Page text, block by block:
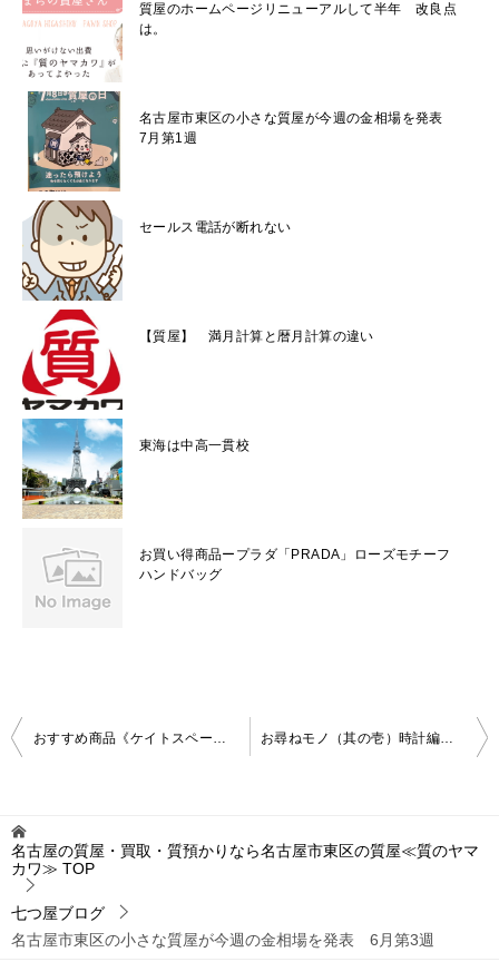
質屋のホームページリニューアルして半年 改良点
は。
名古屋市東区の小さな質屋が今週の金相場を発表
7月第1週
セールス電話が断れない
【質屋】 満月計算と暦月計算の違い
東海は中高一貫校
お買い得商品ープラダ「PRADA」ローズモチーフ
ハンドバッグ
投
ビ
ゲ
ー
シ
おすすめ商品《ケイトスペード トートバッグ》 お尋ねモノ（其の壱）時計編【現在価値】
名古屋の質屋・買取・質預かりなら名古屋市東区の質屋≪質のヤマ
カワ≫ TOP
七つ屋ブログ
名古屋市東区の小さな質屋が今週の金相場を発表 6月第3週